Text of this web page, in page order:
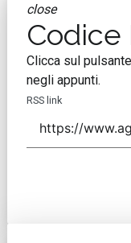
close
Codice
Clicca sul
negli appunti.
RSS link